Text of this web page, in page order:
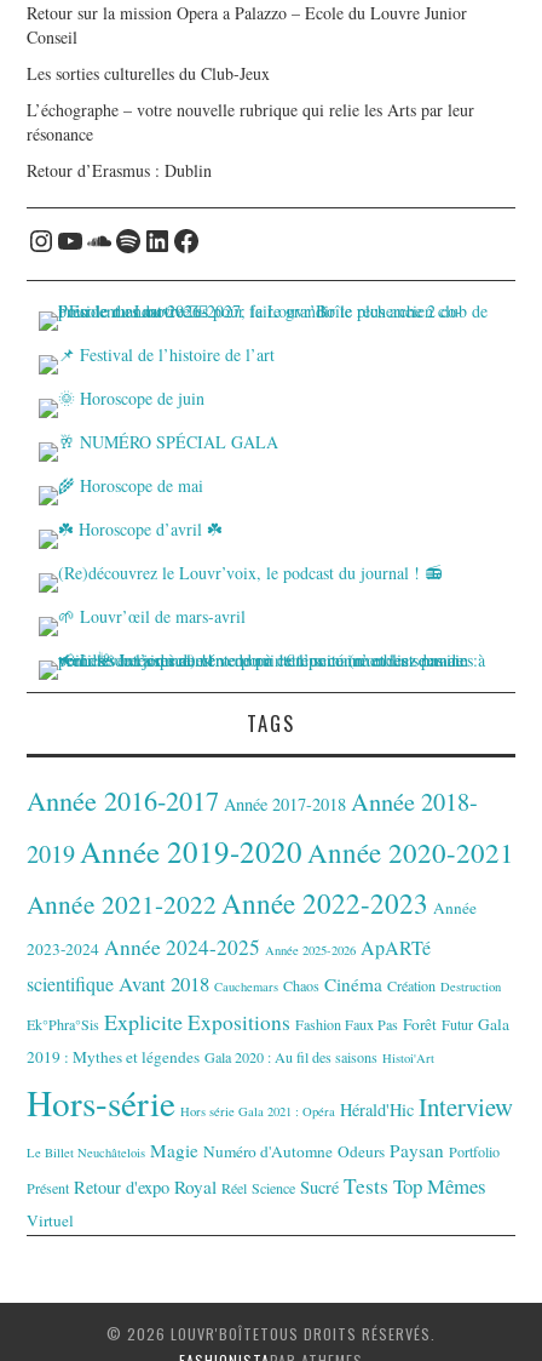
Retour sur la mission Opera a Palazzo – Ecole du Louvre Junior
Conseil
Les sorties culturelles du Club-Jeux
L’échographe – votre nouvelle rubrique qui relie les Arts par leur
résonance
Retour d’Erasmus : Dublin
Instagram
YouTube
Soundcloud
Spotify
LinkedIn
Facebook
TAGS
Année 2016-2017 Année 2017-2018 Année 2018-
2019Année 2019-2020Année 2020-2021
Année 2021-2022Année 2022-2023 Année
2023-2024 Année 2024-2025 Année 2025-2026 ApARTé
scientifique Avant 2018 Cauchemars Chaos Cinéma Création Destruction
Ek°Phra°Sis ExpliciteExpositions Fashion Faux Pas Forêt Futur Gala
2019 : Mythes et légendes Gala 2020 : Au fil des saisons Histoi'Art
Hors-série Hors série Gala 2021 : Opéra Hérald'Hic Interview
Le Billet Neuchâtelois Magie Numéro d'Automne Odeurs Paysan Portfolio
Présent Retour d'expo Royal Réel Science Sucré Tests Top Mêmes
Virtuel
© 2026 LOUVR'BOÎTETOUS DROITS RÉSERVÉS.